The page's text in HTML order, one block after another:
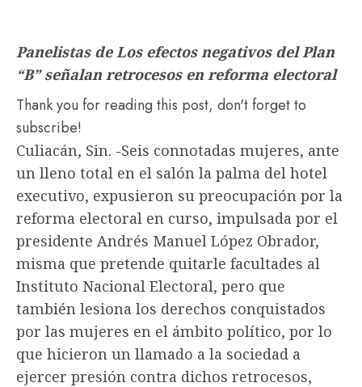
Panelistas de Los efectos negativos del Plan
“B” señalan retrocesos en reforma electoral
Thank you for reading this post, don't forget to
subscribe!
Culiacán, Sin. -Seis connotadas mujeres, ante
un lleno total en el salón la palma del hotel
executivo, expusieron su preocupación por la
reforma electoral en curso, impulsada por el
presidente Andrés Manuel López Obrador,
misma que pretende quitarle facultades al
Instituto Nacional Electoral, pero que
también lesiona los derechos conquistados
por las mujeres en el ámbito político, por lo
que hicieron un llamado a la sociedad a
ejercer presión contra dichos retrocesos,